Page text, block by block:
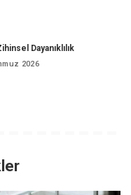
Dayanıklılık
2026